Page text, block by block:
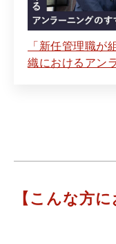
「新任管理職が
織におけるアン
【こんな方